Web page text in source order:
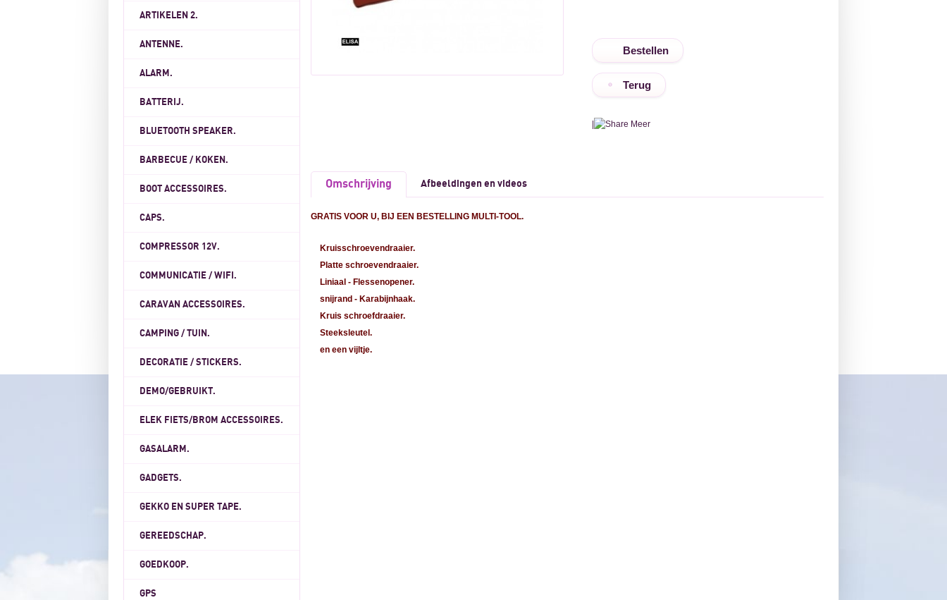
ARTIKELEN 2.
ANTENNE.
ALARM.
BATTERIJ.
BLUETOOTH SPEAKER.
BARBECUE / KOKEN.
BOOT ACCESSOIRES.
CAPS.
COMPRESSOR 12V.
COMMUNICATIE / WIFI.
CARAVAN ACCESSOIRES.
CAMPING / TUIN.
DECORATIE / STICKERS.
DEMO/GEBRUIKT.
ELEK FIETS/BROM ACCESSOIRES.
GASALARM.
GADGETS.
GEKKO EN SUPER TAPE.
GEREEDSCHAP.
GOEDKOOP.
GPS
Terug
Meer
Omschrijving Afbeeldingen en videos
GRATIS VOOR U, BIJ EEN BESTELLING MULTI-TOOL.
Kruisschroevendraaier.
Platte schroevendraaier.
Liniaal - Flessenopener.
snijrand - Karabijnhaak.
Kruis schroefdraaier.
Steeksleutel.
en een vijltje.